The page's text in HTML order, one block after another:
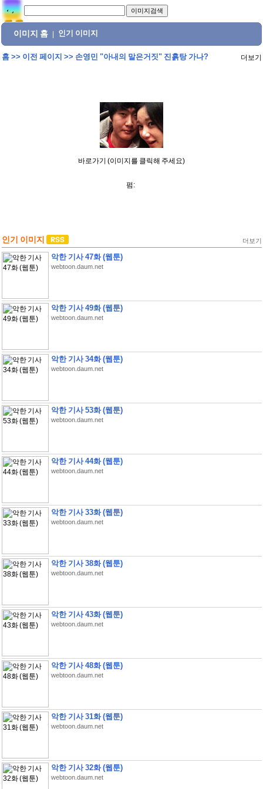
이미지 홈 인기 이미지
홈>> 이전 페이지 >> 손영민 "아내의 말은거짓" 진흙탕 가나? 더보기
바로가기 (이미지를 클릭해 주세요)
펌:
인기 이미지 더보기
악한 기사 47화 (웹툰)
webtoon.daum.net
악한 기사 49화 (웹툰)
webtoon.daum.net
악한 기사 34화 (웹툰)
webtoon.daum.net
악한 기사 53화 (웹툰)
webtoon.daum.net
악한 기사 44화 (웹툰)
webtoon.daum.net
악한 기사 33화 (웹툰)
webtoon.daum.net
악한 기사 38화 (웹툰)
webtoon.daum.net
악한 기사 43화 (웹툰)
webtoon.daum.net
악한 기사 48화 (웹툰)
webtoon.daum.net
악한 기사 31화 (웹툰)
webtoon.daum.net
악한 기사 32화 (웹툰)
webtoon.daum.net